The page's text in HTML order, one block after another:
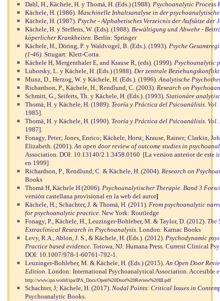
Dahl, H., Kächele, H. y Thomä, H. (Eds.) (1988). Psychoanalytic Process
Kächele, H. (1986). Maschinelle Inhaltsanalyse in der
Kächele, H. (1987). Psyche - Alphabetisches Verzeicnis der Aufsätze der
Kächele, H. y Steffens, W. (Eds). (1988). Bewältigung und Abwehr -
köperlicher Krankheiten. Berlín: Springer
Kächele, H., Döring, P. y Waldvogel, B. (Eds.). (1993). Psyche
(1-46). Sttugart: Klett-Cotta.
Kächele H, Mergenthaler E, and Krause R, (eds). (1999). Psychoanalytic
Luborsky, L. y Kächele, H. (Eds.) (1988). Der zentrale
Munz, D., Herzog, W. y Kächele, H. (Eds.). (1996).Analytische
Richardson, P., Kächele, H., Rendlund, C. (2003). Research on
Schmitt, G., Seiferts, Th. y Kächele, H. (Eds.). (1993). Stationäre
Thomä, H. y Kächele, H. (1989). Teoría y Práctica del Psicoanálisis. Vol.
1985].
Thomä, H. y Kächele, H. (1990). Teoría y Práctica del Psicoanálisis. Vol.
1987].
Fonagy, Peter; Jones, Enrico; Kächele, Horst; Krause, Rainer; Clarkin,
Elizabeth. (2001).An open door review of outcome studies in
Association. DOI: 10.13140/2.1.3458.0160 [La version anterior de
en 1999]
Richardson, P., Rendlund, C. & Kächele, H. (2004). Research on
Books
Thomä H, Kächele H (2006). Psychoanalytischer Therapie. Band 3
versión castellana provisional en la web del autor]
Kächele, H.; Schachter, J. & Thomä, H. (2011). From psychoanalytic
for psychoanalytic practice. New York: Routledge
Fonagy, P., Kächele, H., Leuzinger-Bohleber, M. & Taylor, D. (2012). The
Extraclinical Research in Psychoanalysis. London: Karnac Books
Levy, R.A., Ablon, J. S., & Kächele, H. (Eds.). (2012). Psychodynamic
Practice based evidence. Totowa, NJ: Humana Press. Current Clinical
DOI: 10.1007/978-1-60761-792-1.
Leuzinger-Bohleber, M. & Kächele, H. (Eds.) (2015).An Open Door
Edition. London: International Psychoanalytical Association. Accesible
http://www.ipa.world/ipa/IPA_Docs/Open%20Door%20Review%20III.pdf
Schachter, J; Kächele, H. (2017). Nodal Points: Critical Issues in
Psychoanalytic Books.